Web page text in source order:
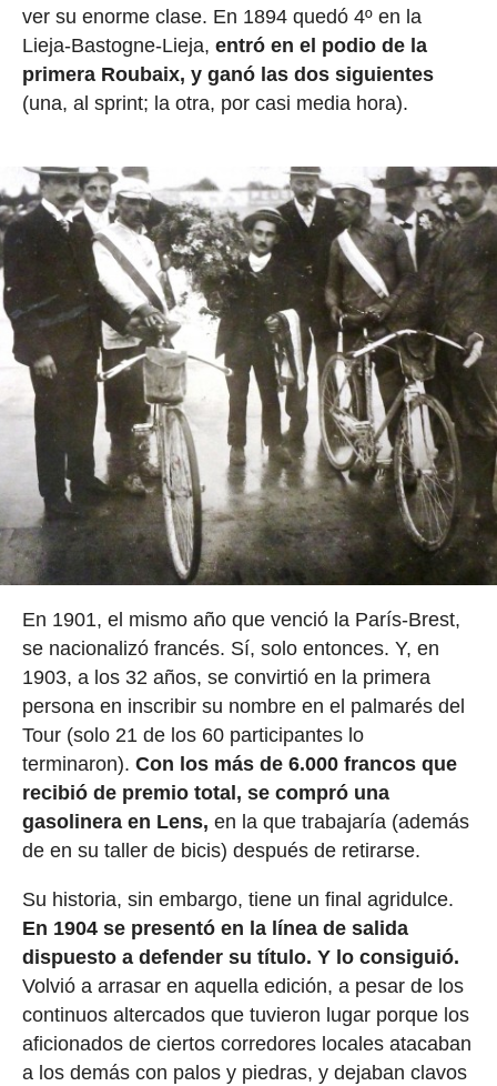
ver su enorme clase. En 1894 quedó 4º en la
Lieja-Bastogne-Lieja, entró en el podio de la
primera Roubaix, y ganó las dos siguientes
(una, al sprint; la otra, por casi media hora).
En 1901, el mismo año que venció la París-Brest,
se nacionalizó francés. Sí, solo entonces. Y, en
1903, a los 32 años, se convirtió en la primera
persona en inscribir su nombre en el palmarés del
Tour (solo 21 de los 60 participantes lo
terminaron). Con los más de 6.000 francos que
recibió de premio total, se compró una
gasolinera en Lens, en la que trabajaría (además
de en su taller de bicis) después de retirarse.
Su historia, sin embargo, tiene un final agridulce.
En 1904 se presentó en la línea de salida
dispuesto a defender su título. Y lo consiguió.
Volvió a arrasar en aquella edición, a pesar de los
continuos altercados que tuvieron lugar porque los
aficionados de ciertos corredores locales atacaban
a los demás con palos y piedras, y dejaban clavos